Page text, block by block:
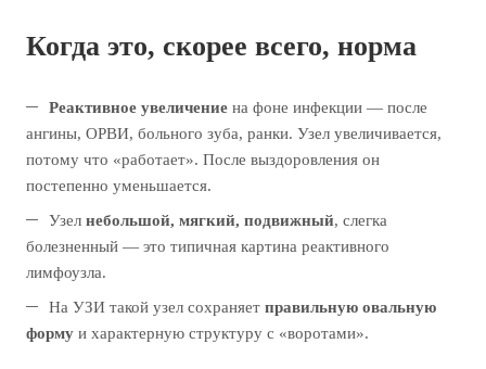
Когда это, скорее всего, норма
Реактивное увеличение на фоне инфекции — после
ангины, ОРВИ, больного зуба, ранки. Узел увеличивается,
потому что «работает». После выздоровления он
постепенно уменьшается.
Узел небольшой, мягкий, подвижный, слегка
болезненный — это типичная картина реактивного
лимфоузла.
На УЗИ такой узел сохраняет правильную овальную
форму и характерную структуру с «воротами».